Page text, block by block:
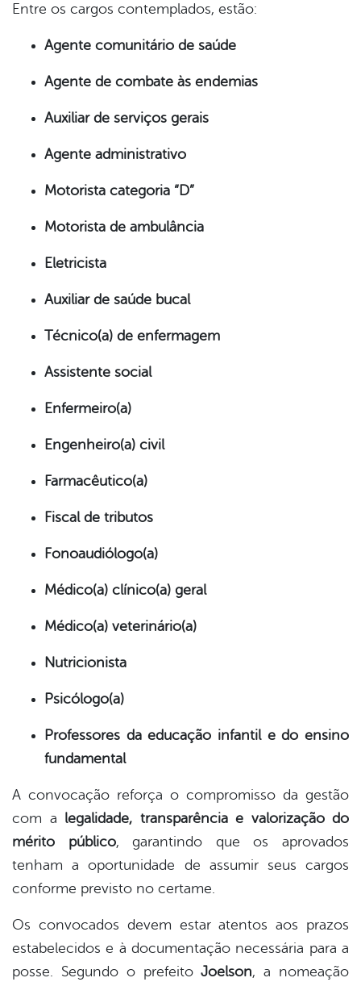
Entre os cargos contemplados, estão:
Agente comunitário de saúde
Agente de combate às endemias
Auxiliar de serviços gerais
Agente administrativo
Motorista categoria “D”
Motorista de ambulância
Eletricista
Auxiliar de saúde bucal
Técnico(a) de enfermagem
Assistente social
Enfermeiro(a)
Engenheiro(a) civil
Farmacêutico(a)
Fiscal de tributos
Fonoaudiólogo(a)
Médico(a) clínico(a) geral
Médico(a) veterinário(a)
Nutricionista
Psicólogo(a)
Professores da educação infantil e do ensino
fundamental
A convocação reforça o compromisso da gestão
com a legalidade, transparência e valorização do
mérito público, garantindo que os aprovados
tenham a oportunidade de assumir seus cargos
conforme previsto no certame.
Os convocados devem estar atentos aos prazos
estabelecidos e à documentação necessária para a
posse. Segundo o prefeitoJoelson, a nomeação